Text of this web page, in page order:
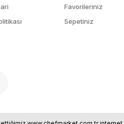
Favorileriniz
Sepetiniz